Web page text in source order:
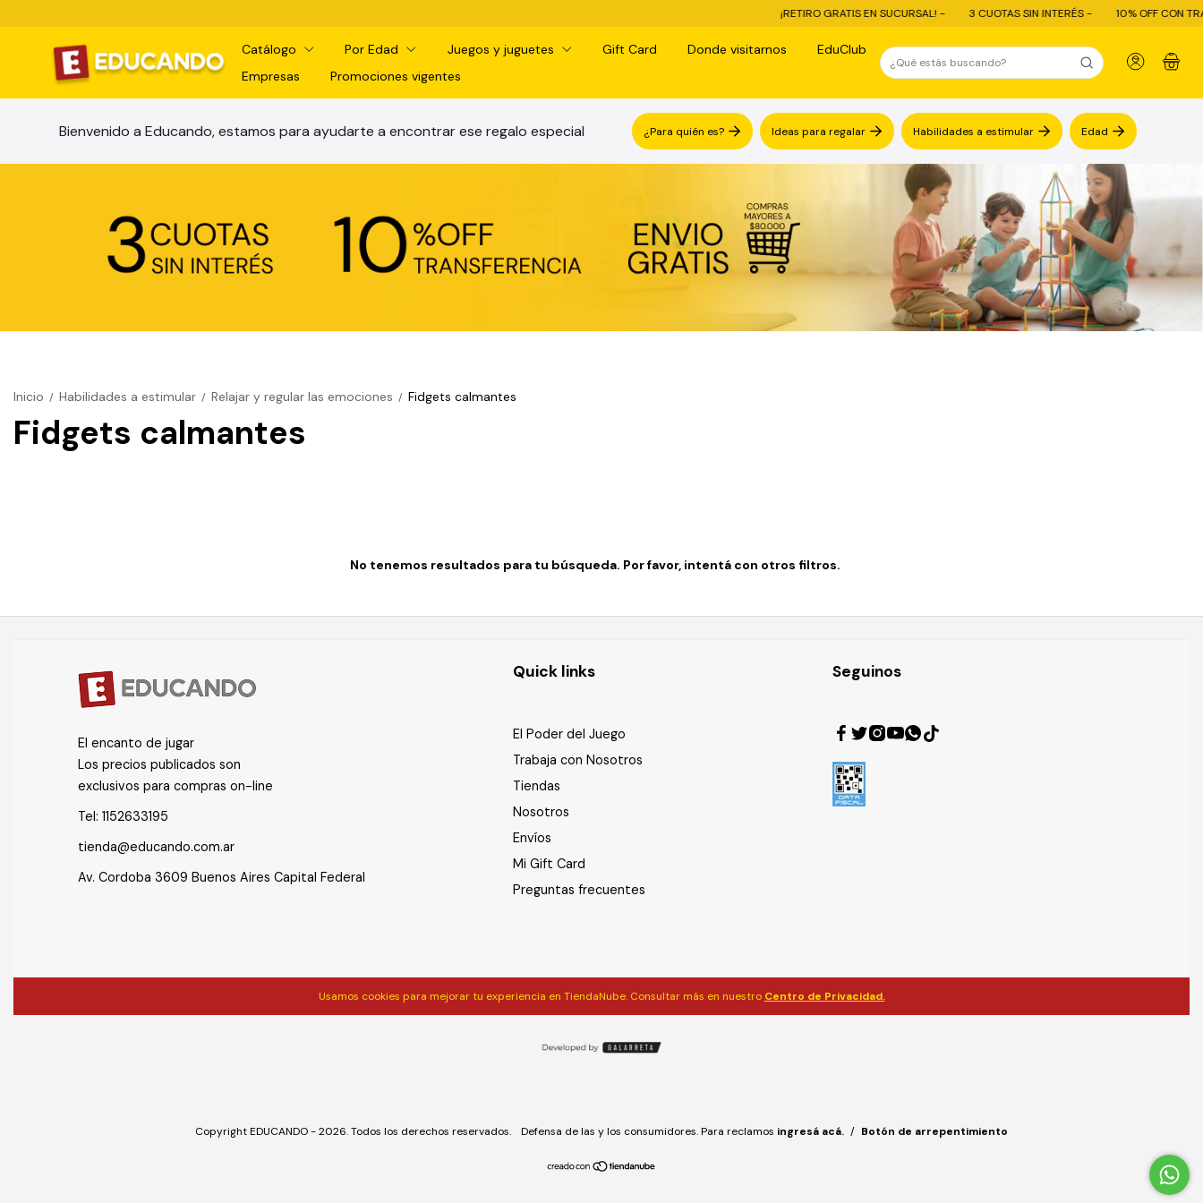
¡RETIRO GRATIS EN SUCURSAL! - 3 CUOTAS SIN INTERÉS - 10% OFF CON
Catálogo Por Edad Juegos y juguetes Gift Card Donde visitarnos
EduClub
Empresas
Promociones vigentes
0
Bienvenido a Educando, estamos para ayudarte a encontrar ese regalo especial ¿Para quién es? Ideas para regalar Habilidades a estimular Edad
Inicio / Habilidades a estimular / Relajar y regular las emociones / Fidgets calmantes
Fidgets calmantes
No tenemos resultados para tu búsqueda. Por favor, intentá con otros filtros.
El encanto de jugar
Los precios publicados son
exclusivos para compras on-line
Tel: 1152633195
tienda@educando.com.ar
Av. Cordoba 3609 Buenos Aires Capital Federal
Quick links
El Poder del Juego
Trabaja con Nosotros
Tiendas
Nosotros
Envíos
Mi Gift Card
Preguntas frecuentes
Seguinos
Usamos cookies para mejorar tu experiencia en TiendaNube. Consultar más en nuestro Centro de Privacidad.
Copyright EDUCANDO - 2026. Todos los derechos reservados. Defensa de las y los consumidores. Para reclamos ingresá acá. / Botón de arrepentimiento